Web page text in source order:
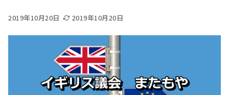
2019年10月20日 2019年10月20日